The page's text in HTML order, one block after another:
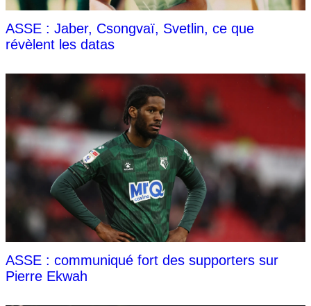
ASSE : Jaber, Csongvaï, Svetlin, ce que
révèlent les datas
ASSE : communiqué fort des supporters sur
Pierre Ekwah